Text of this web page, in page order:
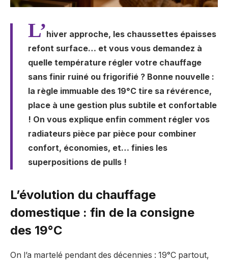
L’hiver approche, les chaussettes épaisses
refont surface… et vous vous demandez à
quelle température régler votre chauffage
sans finir ruiné ou frigorifié ? Bonne nouvelle :
la règle immuable des 19°C tire sa révérence,
place à une gestion plus subtile et confortable
! On vous explique enfin comment régler vos
radiateurs pièce par pièce pour combiner
confort, économies, et… finies les
superpositions de pulls !
L’évolution du chauffage
domestique : fin de la consigne
des 19°C
On l’a martelé pendant des décennies : 19°C partout,